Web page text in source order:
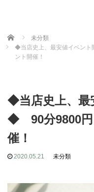
Home
未分類
◆当店史上、最安値イベン
ント開催！
◆当店史上、最
◆ 90分9800円
催！
2020.05.21 未分類